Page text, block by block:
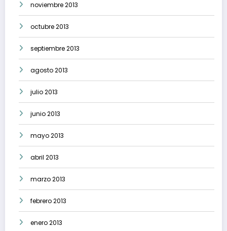
noviembre 2013
octubre 2013
septiembre 2013
agosto 2013
julio 2013
junio 2013
mayo 2013
abril 2013
marzo 2013
febrero 2013
enero 2013